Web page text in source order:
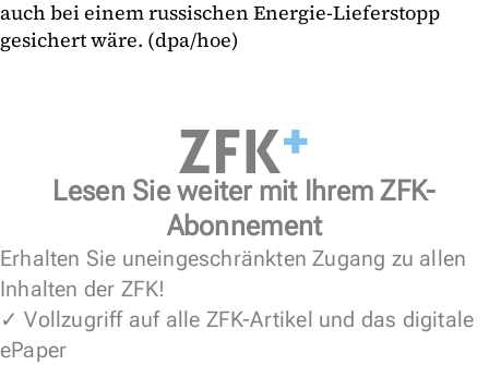
auch bei einem russischen Energie-Lieferstopp
gesichert wäre. (dpa/hoe)
Lesen Sie weiter mit Ihrem ZFK-
Abonnement
Erhalten Sie uneingeschränkten Zugang zu allen
Inhalten der ZFK!
✓ Vollzugriff auf alle ZFK-Artikel und das digitale
ePaper